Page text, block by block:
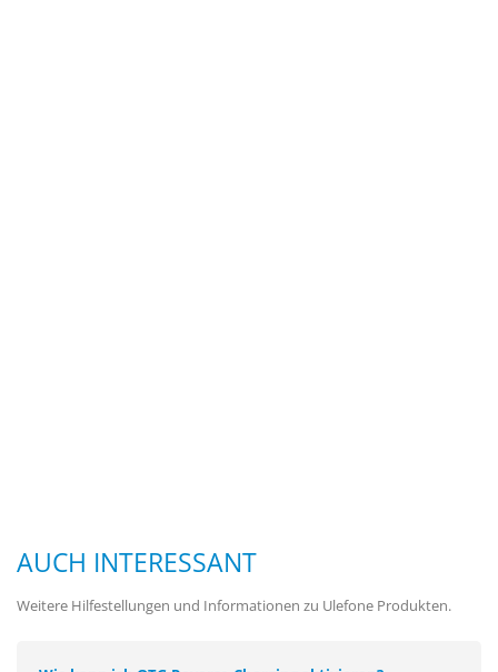
AUCH INTERESSANT
Weitere Hilfestellungen und Informationen zu Ulefone Produkten.